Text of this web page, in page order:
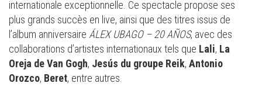
internationale exceptionnelle. Ce spectacle propose ses
plus grands succès en live, ainsi que des titres issus de
l’album anniversaire ÁLEX UBAGO – 20 AÑOS, avec des
collaborations d’artistes internationaux tels que Lali, La
Oreja de Van Gogh, Jesús du groupe Reik, Antonio
Orozco, Beret, entre autres.